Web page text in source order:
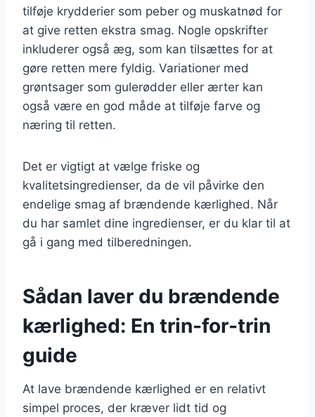
tilføje krydderier som peber og muskatnød for
at give retten ekstra smag. Nogle opskrifter
inkluderer også æg, som kan tilsættes for at
gøre retten mere fyldig. Variationer med
grøntsager som gulerødder eller ærter kan
også være en god måde at tilføje farve og
næring til retten.
Det er vigtigt at vælge friske og
kvalitetsingredienser, da de vil påvirke den
endelige smag af brændende kærlighed. Når
du har samlet dine ingredienser, er du klar til at
gå i gang med tilberedningen.
Sådan laver du brændende
kærlighed: En trin-for-trin
guide
At lave brændende kærlighed er en relativt
simpel proces, der kræver lidt tid og